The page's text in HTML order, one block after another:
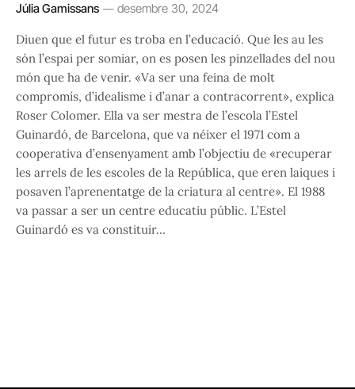
Júlia Gamissans desembre 30, 2024
Diuen que el futur es troba en l’educació. Que les au les
són l’espai per somiar, on es posen les pinzellades del nou
món que ha de venir. «Va ser una feina de molt
compromís, d’idealisme i d’anar a contracorrent», explica
Roser Colomer. Ella va ser mestra de l’escola l’Estel
Guinardó, de Barcelona, que va néixer el 1971 com a
cooperativa d’ensenyament amb l’objectiu de «recuperar
les arrels de les escoles de la República, que eren laiques i
posaven l’aprenentatge de la criatura al centre». El 1988
va passar a ser un centre educatiu públic. L’Estel
Guinardó es va constituir…